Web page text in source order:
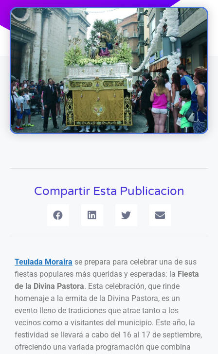
Compartir Esta Publicacion
Teulada Moraira se prepara para celebrar una de sus
fiestas populares más queridas y esperadas: la Fiesta
de la Divina Pastora. Esta celebración, que rinde
homenaje a la ermita de la Divina Pastora, es un
evento lleno de tradiciones que atrae tanto a los
vecinos como a visitantes del municipio. Este año, la
festividad se llevará a cabo del 16 al 17 de septiembre,
ofreciendo una variada programación que combina